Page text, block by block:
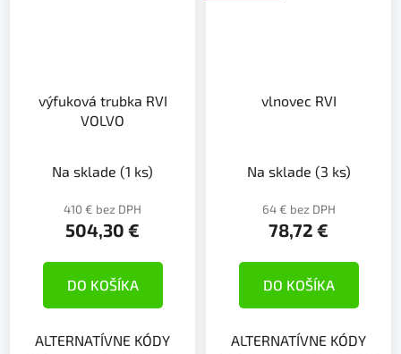
výfuková trubka RVI
VOLVO
Na sklade (1 ks)
410 € bez DPH
504,30 €
DO KOŠÍKA
ALTERNATÍVNE KÓDY
vlnovec RVI
Na sklade (3 ks)
64 € bez DPH
78,72 €
DO KOŠÍKA
ALTERNATÍVNE KÓDY